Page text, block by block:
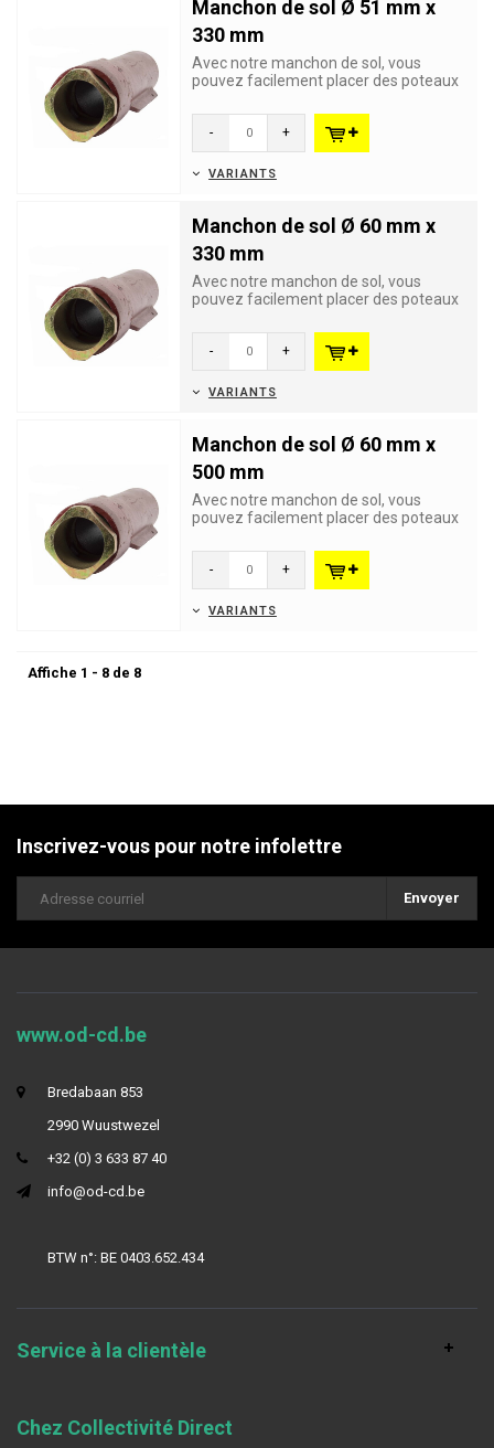
Manchon de sol Ø 51 mm x
330 mm
Avec notre manchon de sol, vous
pouvez facilement placer des poteaux
- +
VARIANTS
Manchon de sol Ø 60 mm x
330 mm
Avec notre manchon de sol, vous
pouvez facilement placer des poteaux
- +
VARIANTS
Manchon de sol Ø 60 mm x
500 mm
Avec notre manchon de sol, vous
pouvez facilement placer des poteaux
- +
VARIANTS
Affiche 1 - 8 de 8
Inscrivez-vous pour notre infolettre
Envoyer
www.od-cd.be
Bredabaan 853
2990 Wuustwezel
+32 (0) 3 633 87 40
info@od-cd.be
BTW n°: BE 0403.652.434
Service à la clientèle
Chez Collectivité Direct